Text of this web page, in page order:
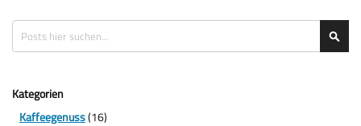
Suche
Kategorien
Kaffeegenuss(16)